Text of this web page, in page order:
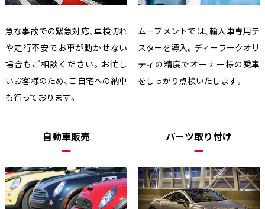
急な事故での緊急対応、車検切れ
や走行不安でお車が動かせない
場合もご相談ください。お忙し
いお客様のため、ご自宅への納車
も行っております。
ムーブメントでは、輸入車専用テ
スターを導入。ディーラークオリ
ティの精度でオーナー様の愛車
をしっかり点検いたします。
自動車販売 パーツ取り付け